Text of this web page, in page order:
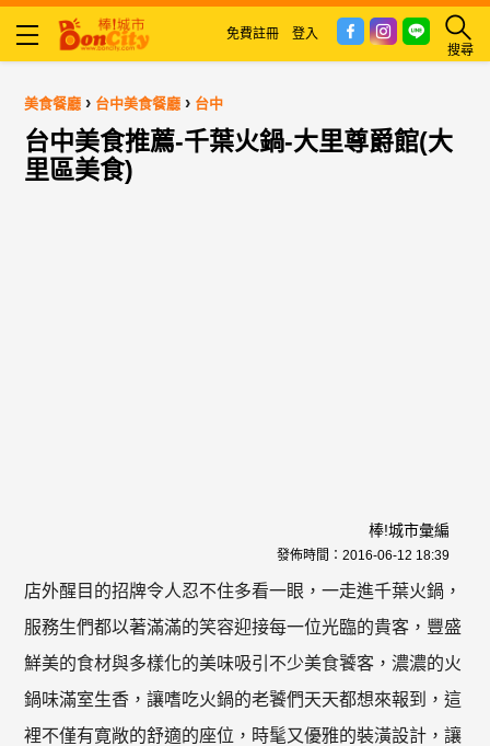
搜尋
免費註冊 登入
美食餐廳 › 台中美食餐廳 › 台中
台中美食推薦-千葉火鍋-大里尊爵館(大
里區美食)
棒!城市彙編
發佈時間： 2016-06-12 18:39
店外醒目的招牌令人忍不住多看一眼，一走進千葉火鍋，
服務生們都以著滿滿的笑容迎接每一位光臨的貴客，豐盛
鮮美的食材與多樣化的美味吸引不少美食饕客，濃濃的火
鍋味滿室生香，讓嗜吃火鍋的老饕們天天都想來報到，這
裡不僅有寛敞的舒適的座位，時髦又優雅的裝潢設計，讓